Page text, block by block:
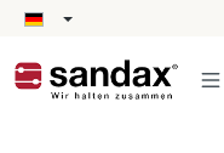
springen